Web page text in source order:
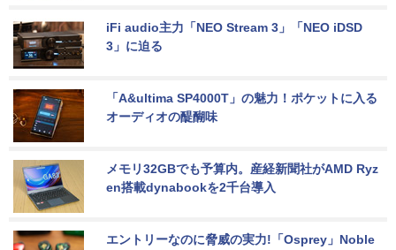
iFi audio主力「NEO Stream 3」「NEO iDSD
3」に迫る
「A&ultima SP4000T」の魅力！ポケットに入る
オーディオの醍醐味
メモリ32GBでも予算内。産経新聞社がAMD Ryz
en搭載dynabookを2千台導入
エントリーなのに脅威の実力!「Osprey」Noble